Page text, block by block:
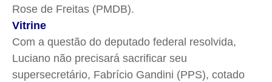
Rose de Freitas (PMDB).
Vitrine
Com a questão do deputado federal resolvida,
Luciano não precisará sacrificar seu
supersecretário, Fabrício Gandini (PPS), cotado